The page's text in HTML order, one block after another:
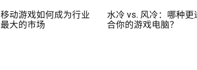
移动游戏如何成为行业
最大的市场
水冷 vs. 风冷：哪种更
合你的游戏电脑？